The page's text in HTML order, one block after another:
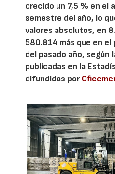
crecido un 7,5 % en el
semestre del año, lo
valores absolutos, en
580.814 más que en
del pasado año, según
publicadas en la
difundidas por